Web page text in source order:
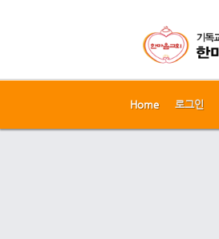
메뉴 건너뛰기
Home 로그인
본문시작